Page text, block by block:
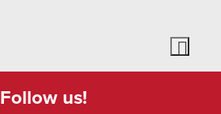
Follow us!